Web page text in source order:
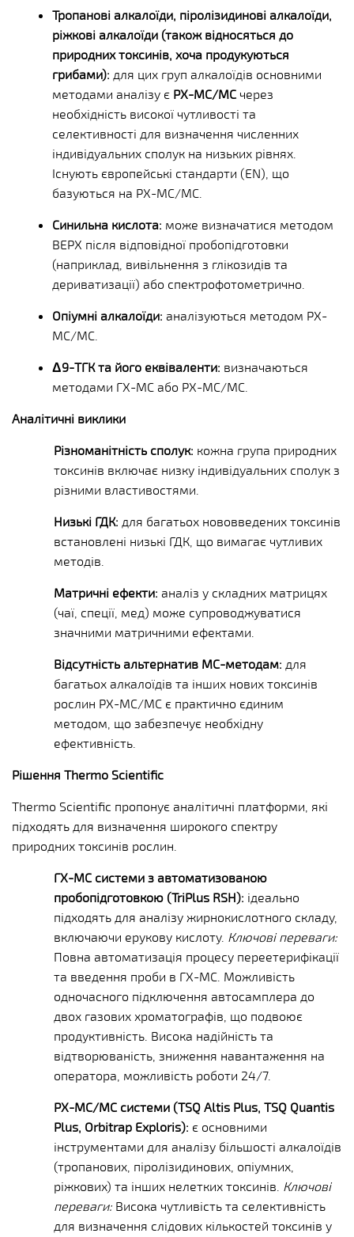
Тропанові алкалоїди, піролізидинові алкалоїди,
ріжкові алкалоїди (також відносяться до
природних токсинів, хоча продукуються
грибами): для цих груп алкалоїдів основними
методами аналізу є РХ-МС/МС через
необхідність високої чутливості та
селективності для визначення численних
індивідуальних сполук на низьких рівнях.
Існують європейські стандарти (EN), що
базуються на РХ-МС/МС.
Синильна кислота: може визначатися методом
ВЕРХ після відповідної пробопідготовки
(наприклад, вивільнення з глікозидів та
дериватизації) або спектрофотометрично.
Опіумні алкалоїди: аналізуються методом РХ-
МС/МС.
Δ9-ТГК та його еквіваленти: визначаються
методами ГХ-МС або РХ-МС/МС.
Аналітичні виклики
Різноманітність сполук: кожна група природних
токсинів включає низку індивідуальних сполук з
різними властивостями.
Низькі ГДК: для багатьох нововведених токсинів
встановлені низькі ГДК, що вимагає чутливих
методів.
Матричні ефекти: аналіз у складних матрицях
(чаї, спеції, мед) може супроводжуватися
значними матричними ефектами.
Відсутність альтернатив МС-методам: для
багатьох алкалоїдів та інших нових токсинів
рослин РХ-МС/МС є практично єдиним
методом, що забезпечує необхідну
ефективність.
Рішення Thermo Scientific
Thermo Scientific пропонує аналітичні платформи, які
підходять для визначення широкого спектру
природних токсинів рослин.
ГХ-МС системи з автоматизованою
пробопідготовкою (TriPlus RSH): ідеально
підходять для аналізу жирнокислотного складу,
включаючи ерукову кислоту. Ключові переваги:
Повна автоматизація процесу переетерифікації
та введення проби в ГХ-МС. Можливість
одночасного підключення автосамплера до
двох газових хроматографів, що подвоює
продуктивність. Висока надійність та
відтворюваність, зниження навантаження на
оператора, можливість роботи 24/7.
РХ-МС/МС системи (TSQ Altis Plus, TSQ Quantis
Plus, Orbitrap Exploris): є основними
інструментами для аналізу більшості алкалоїдів
(тропанових, піролізидинових, опіумних,
ріжкових) та інших нелетких токсинів. Ключові
переваги: Висока чутливість та селективність
для визначення слідових кількостей токсинів у